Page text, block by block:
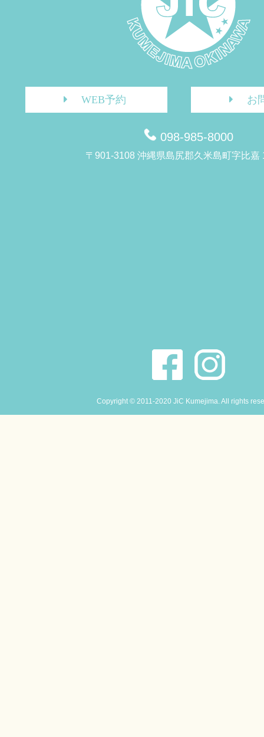
WEB予約 お
098-985-8000
〒901-3108 沖縄県島尻郡久米島町字比嘉
Copyright © 2011-2020 JiC Kumejima. All rights